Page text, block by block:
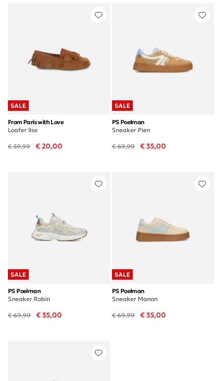
SALE
From Paris with Love
Loafer Ilse
€ 39,99 € 20,00
SALE
PS Poelman
Sneaker Pien
€ 69,99 € 35,00
SALE
PS Poelman
Sneaker Robin
€ 69,99 € 35,00
SALE
PS Poelman
Sneaker Manon
€ 69,99 € 35,00